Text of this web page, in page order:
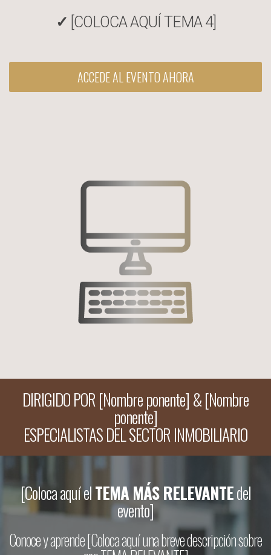
✓ [COLOCA AQUÍ TEMA 4]
ACCEDE AL EVENTO AHORA
DIRIGIDO POR [Nombre ponente] & [Nombre
ponente]
ESPECIALISTAS DEL SECTOR INMOBILIARIO
[Coloca aquí elTEMA MÁS RELEVANTEdel
evento]
Conoce y aprende [Coloca aquí una breve descripción sobre